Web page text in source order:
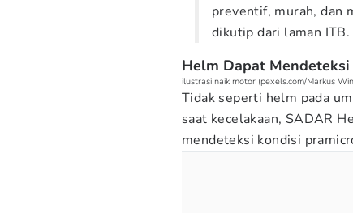
preventif, murah, dan
dikutip dari laman ITB.
Helm Dapat
ilustrasi naik motor (pexels.com/Markus
Tidak seperti helm pada
saat kecelakaan, SADAR
mendeteksi kondisi